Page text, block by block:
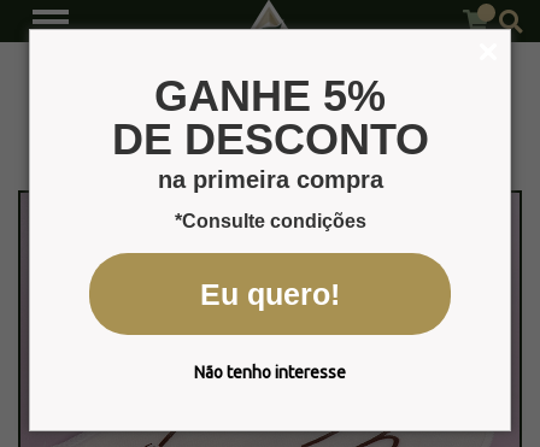
GANHE 5%
DE DESCONTO
na primeira compra
*Consulte condições
Eu quero!
Não tenho interesse
Página Inicial Produtos Diversos